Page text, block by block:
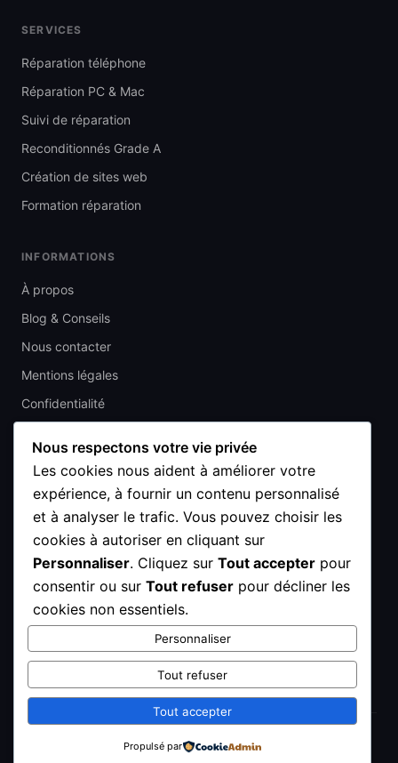
SERVICES
Réparation téléphone
Réparation PC & Mac
Suivi de réparation
Reconditionnés Grade A
Création de sites web
Formation réparation
INFORMATIONS
À propos
Blog & Conseils
Nous contacter
Mentions légales
Confidentialité
4 Av. du Général de Gaulle, 93410 Vaujours
01 48 67 47 63
contact@adeprinteam.com
Lun–Ven : 10h – 19h
Dim : Fermé
© 2026 Adeprinteam. Tous droits réservés.
Nous respectons votre vie privée
Les cookies nous aident à améliorer votre
expérience, à fournir un contenu personnalisé
et à analyser le trafic. Vous pouvez choisir les
cookies à autoriser en cliquant sur
Personnaliser. Cliquez sur Tout accepter pour
consentir ou sur Tout refuser pour décliner les
cookies non essentiels.
Personnaliser
Tout refuser
Tout accepter
Propulsé par